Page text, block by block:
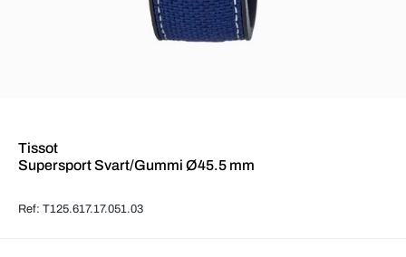
Tissot
Supersport Svart/Gummi Ø45.5 mm
Ref: T125.617.17.051.03